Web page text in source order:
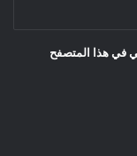
في هذا المتصفح